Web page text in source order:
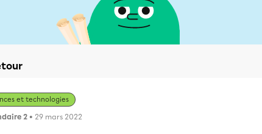
et technologies
2 • 29 mars 2022